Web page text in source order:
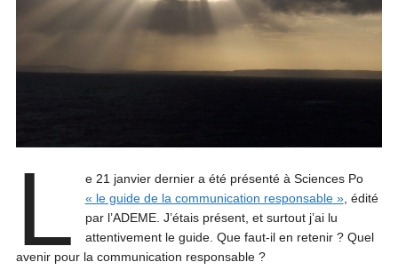
L
e 21 janvier dernier a été présenté à Sciences Po
« le guide de la communication responsable », édité
par l’ADEME. J’étais présent, et surtout j’ai lu
attentivement le guide. Que faut-il en retenir ? Quel
avenir pour la communication responsable ?